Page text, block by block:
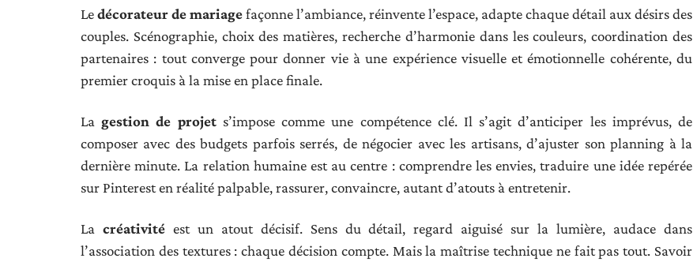
Ledécorateur de mariagefaçonne l’ambiance, réinvente l’espace, adapte chaque détail aux désirs des
couples. Scénographie, choix des matières, recherche d’harmonie dans les couleurs, coordination des
partenaires : tout converge pour donner vie à une expérience visuelle et émotionnelle cohérente, du
premier croquis à la mise en place finale.
Lagestion de projets’impose comme une compétence clé. Il s’agit d’anticiper les imprévus, de
composer avec des budgets parfois serrés, de négocier avec les artisans, d’ajuster son planning à la
dernière minute. La relation humaine est au centre : comprendre les envies, traduire une idée repérée
sur Pinterest en réalité palpable, rassurer, convaincre, autant d’atouts à entretenir.
La créativitéest un atout décisif. Sens du détail, regard aiguisé sur la lumière, audace dans
l’association des textures : chaque décision compte. Mais la maîtrise technique ne fait pas tout. Savoir